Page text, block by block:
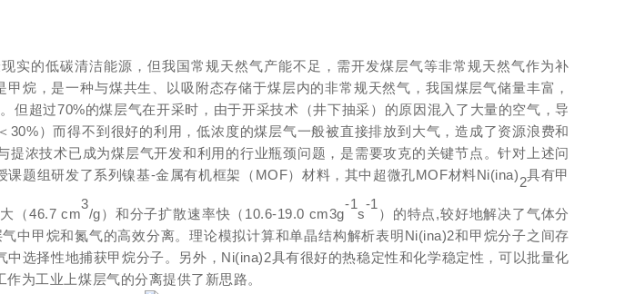
实的低碳清洁能源，但我国常规天然气产能不足，需开发煤层气等非常规天然气作为补
甲烷，是一种与煤共生、以吸附态存储于煤层内的非常规天然气，我国煤层气储量丰富，
但超过70%的煤层气在开采时，由于开采技术（井下抽采）的原因混入了大量的空气，导
30%）而得不到很好的利用，低浓度的煤层气一般被直接排放到大气，造成了资源浪费和
提浓技术已成为煤层气开发和利用的行业瓶颈问题，是需要攻克的关键节点。针对上述问
课题组研发了系列镍基-金属有机框架（MOF）材料，其中超微孔MOF材料Ni(ina)2具有甲
（46.7 cm
3
/g）和分子扩散速率快（10.6-19.0 cm3g
-1
s
-1
）的特点,较好地解决了气体分
中甲烷和氮气的高效分离。理论模拟计算和单晶结构解析表明Ni(ina)2和甲烷分子之间存
中选择性地捕获甲烷分子。另外，Ni(ina)2具有很好的热稳定性和化学稳定性，可以批量化
为工业上煤层气的分离提供了新思路。